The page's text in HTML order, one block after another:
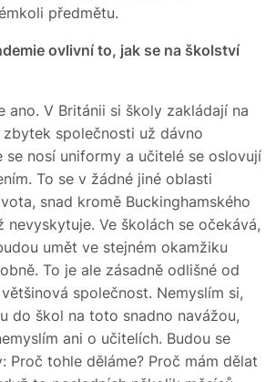
předmětu.
ovlivní to, jak se na školství
ano. V Británii si školy zakládají na
společnosti už dávno
se nosí uniformy a učitelé se oslovují
To se v žádné jiné oblasti
snad kromě Buckinghamského
nevyskytuje. Ve školách se očekává,
umět ve stejném okamžiku
To je ale zásadně odlišné od
společnost. Nemyslím si,
do škol na toto snadno navážou,
ani o učitelích. Budou se
Proč tohle děláme? Proč mám dělat